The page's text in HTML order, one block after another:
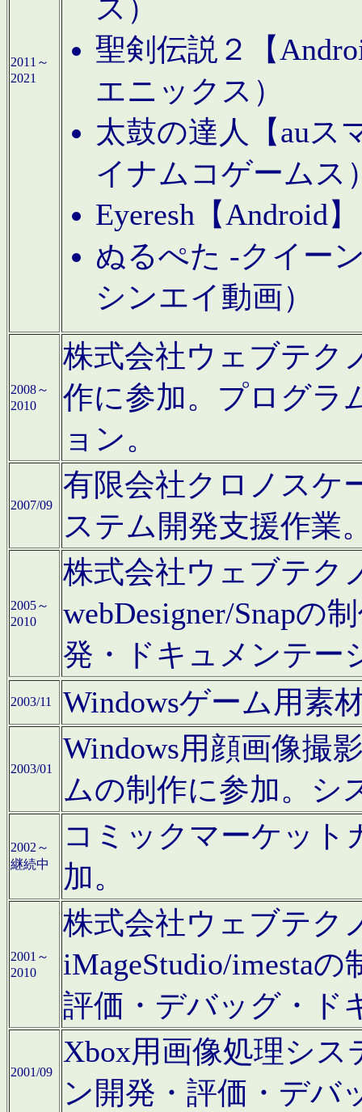
2011～
2021
ス）
聖剣伝説２【
エニックス）
太鼓の達人【auス
イナムコゲームス
Eyeresh【Android
ぬるぺた -クイー
シンエイ動画）
2008～
2010
株式会社ウェブテク
作に参加。プログラ
ョン。
2007/09
有限会社クロノスケ
ステム開発支援作業
2005～
2010
株式会社ウェブテク
webDesigner/Snapの
発・ドキュメンテー
2003/11 Windowsゲーム用素
2003/01
Windows用顔画像撮
ムの制作に参加。シ
2002～
継続中
コミックマーケット
加。
2001～
2010
株式会社ウェブテク
iMageStudio/imesta
評価・デバッグ・ド
2001/09
Xbox用画像処理シ
ン開発・評価・デバ